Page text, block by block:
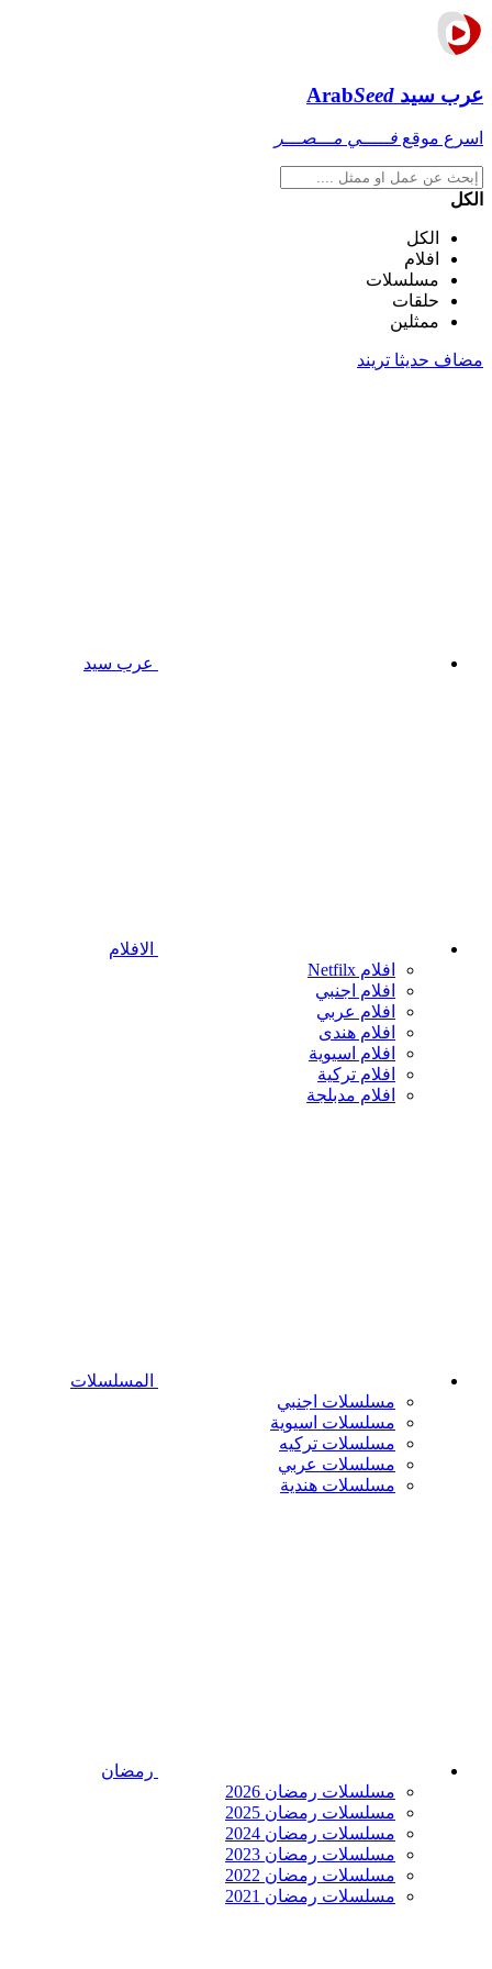
عرب سيد ArabSeed
اسرع موقع فـــــي مـــصـــر
الكل
الكل
افلام
مسلسلات
حلقات
ممثلين
مضاف حديثا تريند
عرب سيد
الافلام
افلام Netfilx
افلام اجنبي
افلام عربي
افلام هندى
افلام اسيوية
افلام تركية
افلام مدبلجة
المسلسلات
مسلسلات اجنبي
مسلسلات اسيوية
مسلسلات تركيه
مسلسلات عربي
مسلسلات هندية
رمضان
مسلسلات رمضان 2026
مسلسلات رمضان 2025
مسلسلات رمضان 2024
مسلسلات رمضان 2023
مسلسلات رمضان 2022
مسلسلات رمضان 2021